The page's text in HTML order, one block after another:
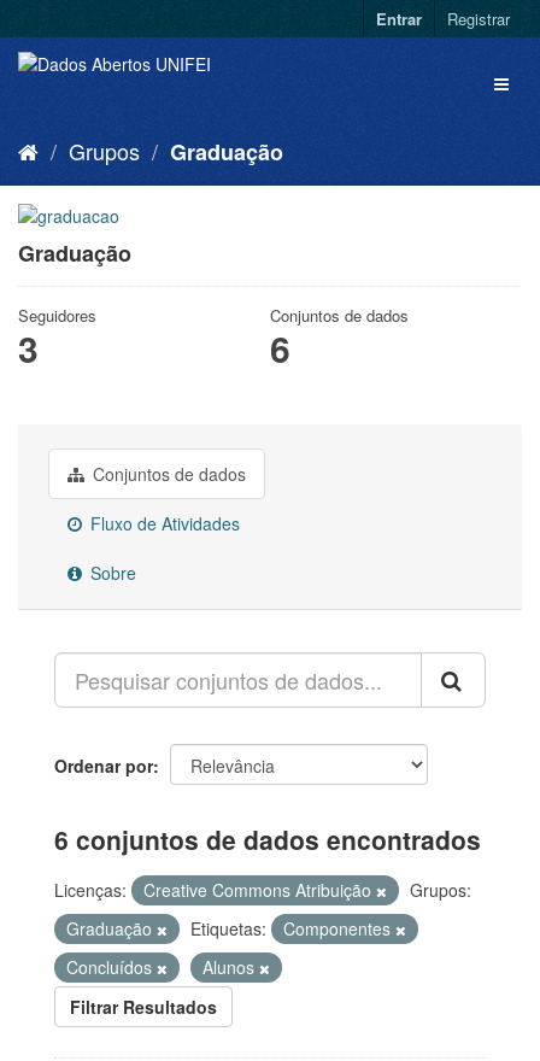
Entrar Registrar
Grupos Graduação
Graduação
Seguidores
3
Conjuntos de dados
6
Conjuntos de dados
Fluxo de Atividades
Sobre
Ordenar por
6 conjuntos de dados encontrados
Licenças: Creative Commons Atribuição
Grupos:
Graduação
Etiquetas:
Componentes
Concluídos
Alunos
Filtrar Resultados